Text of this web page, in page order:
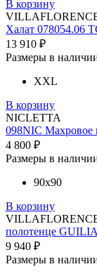
В корзину
Халат 078054.06
13 910 ₽
Размеры в
XXL
В корзину
NICLETTA
098NIC Махровое
4 800 ₽
Размеры в
90x90
В корзину
полотенце
9 940 ₽
Размеры в